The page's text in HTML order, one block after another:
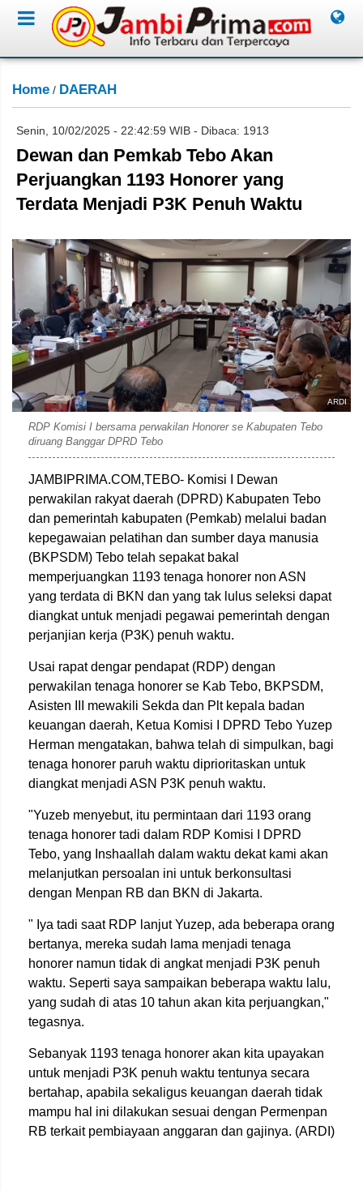
Home / DAERAH
Senin, 10/02/2025 - 22:42:59 WIB - Dibaca: 1913
Dewan dan Pemkab Tebo Akan
Perjuangkan 1193 Honorer yang
Terdata Menjadi P3K Penuh Waktu
ARDI
RDP Komisi I bersama perwakilan Honorer se Kabupaten Tebo
diruang Banggar DPRD Tebo
JAMBIPRIMA.COM,TEBO- Komisi I Dewan
perwakilan rakyat daerah (DPRD) Kabupaten Tebo
dan pemerintah kabupaten (Pemkab) melalui badan
kepegawaian pelatihan dan sumber daya manusia
(BKPSDM) Tebo telah sepakat bakal
memperjuangkan 1193 tenaga honorer non ASN
yang terdata di BKN dan yang tak lulus seleksi dapat
diangkat untuk menjadi pegawai pemerintah dengan
perjanjian kerja (P3K) penuh waktu.
Usai rapat dengar pendapat (RDP) dengan
perwakilan tenaga honorer se Kab Tebo, BKPSDM,
Asisten III mewakili Sekda dan Plt kepala badan
keuangan daerah, Ketua Komisi I DPRD Tebo Yuzep
Herman mengatakan, bahwa telah di simpulkan, bagi
tenaga honorer paruh waktu diprioritaskan untuk
diangkat menjadi ASN P3K penuh waktu.
"Yuzeb menyebut, itu permintaan dari 1193 orang
tenaga honorer tadi dalam RDP Komisi I DPRD
Tebo, yang Inshaallah dalam waktu dekat kami akan
melanjutkan persoalan ini untuk berkonsultasi
dengan Menpan RB dan BKN di Jakarta.
" Iya tadi saat RDP lanjut Yuzep, ada beberapa orang
bertanya, mereka sudah lama menjadi tenaga
honorer namun tidak di angkat menjadi P3K penuh
waktu. Seperti saya sampaikan beberapa waktu lalu,
yang sudah di atas 10 tahun akan kita perjuangkan,"
tegasnya.
Sebanyak 1193 tenaga honorer akan kita upayakan
untuk menjadi P3K penuh waktu tentunya secara
bertahap, apabila sekaligus keuangan daerah tidak
mampu hal ini dilakukan sesuai dengan Permenpan
RB terkait pembiayaan anggaran dan gajinya. (ARDI)